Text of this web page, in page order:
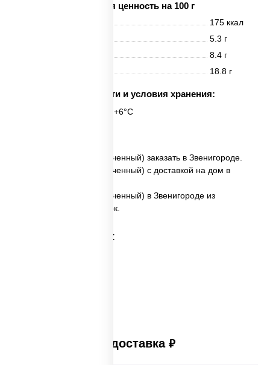
Пищевая ценность на 100 г
175 ккал
5.3 г
8.4 г
18.8 г
Срок годности и условия хранения:
6 часов при t° от +2°C до +6°C
✅ Чили чикен ролл (запеченный) заказать в Звенигороде.
✅ Чили чикен ролл (запеченный) с доставкой на дом в
✅ Чили чикен ролл (запеченный) в Звенигороде из
ресторана ПиццаСушиВок.
Категории товара:
Платная доставка руб